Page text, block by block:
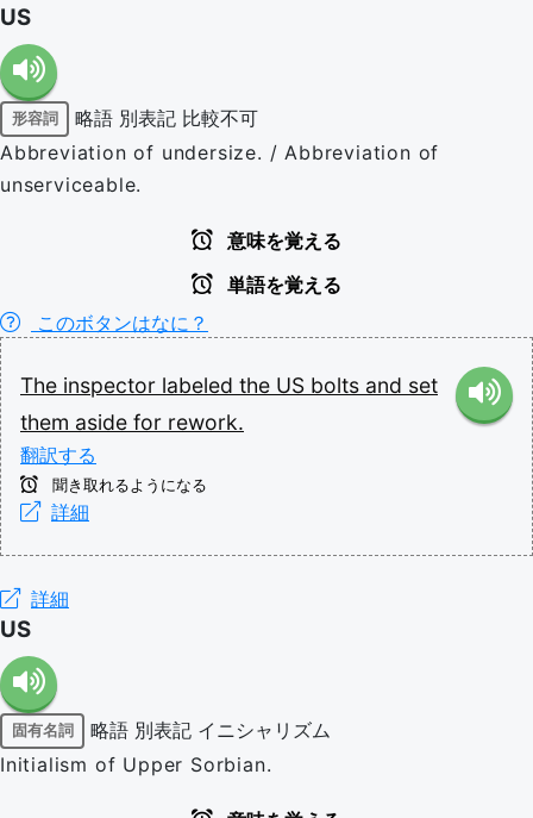
US
形容詞 略語 別表記 比較不可
Abbreviation of undersize. / Abbreviation of
unserviceable.
意味を覚える
単語を覚える
このボタンはなに？
The inspector labeled the US bolts and set
them aside for rework.
翻訳する
聞き取れるようになる
詳細
詳細
US
固有名詞 略語 別表記 イニシャリズム
Initialism of Upper Sorbian.